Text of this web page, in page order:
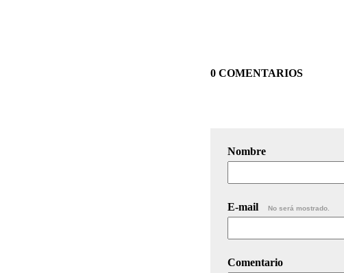
0 COMENTARIOS
Nombre
E-mail No será mostrado.
Comentario